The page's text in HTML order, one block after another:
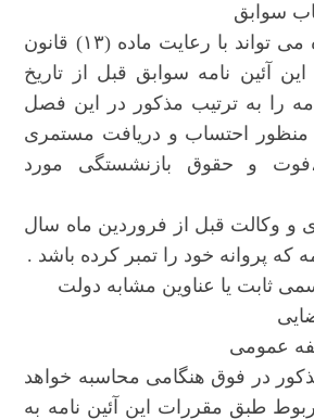
سوابق
ماده ۱۴- بیمه شده می تواند با رعایت ماده (۱۳) قانون
ماده (۲) این آئین نامه سوابق قبل از تاریخ
را به ترتیب مذکور در این فصل
منظور احتساب و دریافت مستمری
،فوت و حقوق بازنشستگی مورد
و وکالت قبل از فروردین ماه سال
که پروانه خود را تمبر کرده باشد .
ثابت یا عناوین مشابه دولت
عمومی
مذکور در فوق هنگامی محاسبه خواهد
طبق مقررات این آئین نامه به